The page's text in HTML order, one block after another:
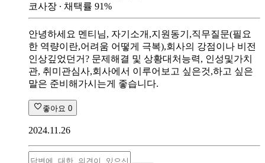
코사장 ∙ 채택률 91%
안녕하세요 멘티님, 자기소개,지원동기,직무질문(필요
한 역량이란,어려움 어떻게 극복),회사의 강점이나 비전
인상깊었던거? 문제해결 및 상황대처능력, 인성및가치
관, 취미관심사,회사에서 이루어보고 싶은것,하고 싶은
말은 준비해가시는게 좋습니다.
좋아요 0
2024.11.26